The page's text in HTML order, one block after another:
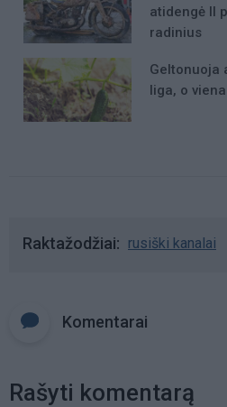
atidengė II
radinius
Geltonuoja
liga, o
Raktažodžiai rusiški kanalai
Komentarai
Rašyti komentarą